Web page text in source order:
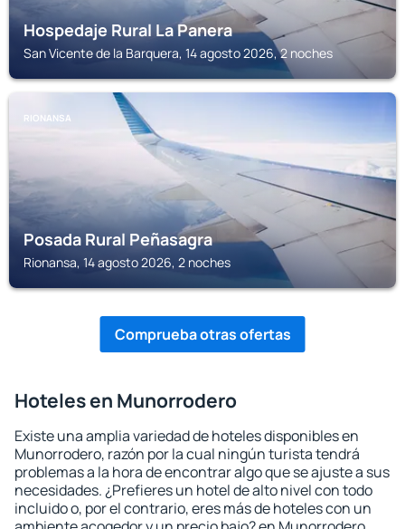
Hospedaje Rural La Panera
San Vicente de la Barquera, 14 agosto 2026, 2 noches
RIONANSA
Posada Rural Peñasagra
Rionansa, 14 agosto 2026, 2 noches
Comprueba otras ofertas
Hoteles en Munorrodero
Existe una amplia variedad de hoteles disponibles en
Munorrodero, razón por la cual ningún turista tendrá
problemas a la hora de encontrar algo que se ajuste a sus
necesidades. ¿Prefieres un hotel de alto nivel con todo
incluido o, por el contrario, eres más de hoteles con un